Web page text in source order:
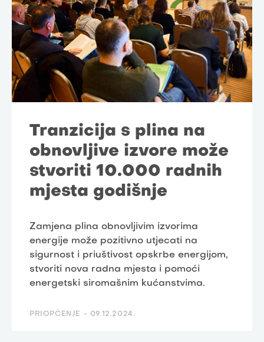
Tranzicija s plina na
obnovljive izvore može
stvoriti 10.000 radnih
mjesta godišnje
Zamjena plina obnovljivim izvorima
energije može pozitivno utjecati na
sigurnost i priuštivost opskrbe energijom,
stvoriti nova radna mjesta i pomoći
energetski siromašnim kućanstvima.
PRIOPĆENJE - 09.12.2024.